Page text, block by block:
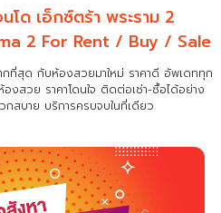
โด เอ็กซ์ตร้า พระราม 2
2 For Rent / Buy / Sale
กที่สุด กับห้องสวยมาใหม่ ราคาดี อัพเดททุก
องสวย ราคาโดนใจ ติดต่อเช่า-ซื้อได้อย่าง
สบาย บริการครบจบในที่เดียว